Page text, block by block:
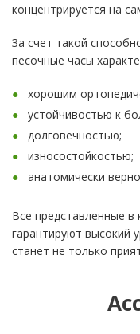
концентрируется на
За счет такой
песочные часы
хорошим
устойчивостью к
долговечностью;
износостойкостью;
анатомически
Все представленные в
гарантируют высокий
станет не только